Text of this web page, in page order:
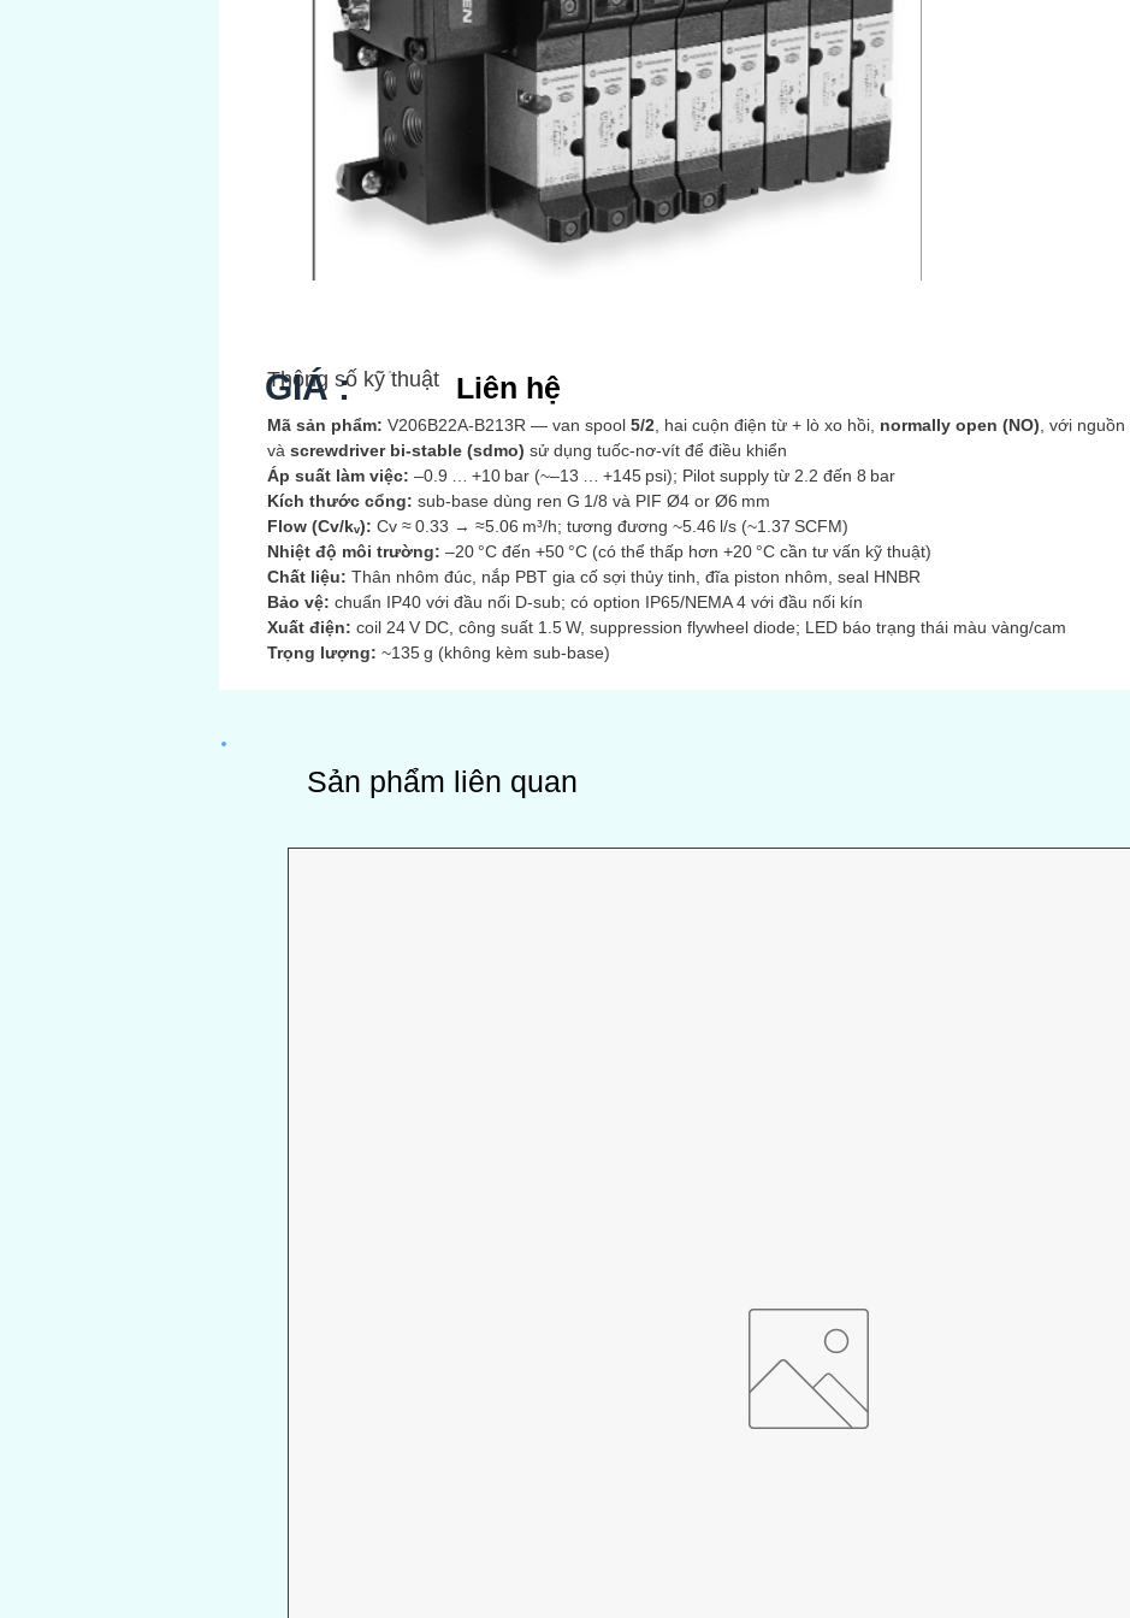
Thông số kỹ thuật
Mã sản phẩm: V206B22A‑B213R — van spool 5/2 , hai cuộn điện từ + lò xo hồi, normally open (NO) , với
và screwdriver bi‑stable (sdmo) sử dụng tuốc-nơ-vít để điều khiển
Áp suất làm việc: –0.9 … +10 bar (~–13 … +145 psi); Pilot supply từ 2.2 đến 8 bar
Kích thước cổng: sub-base dùng ren G 1/8 và PIF Ø4 or Ø6 mm
Flow (Cv/kᵥ): Cv ≈ 0.33 → ≈5.06 m³/h; tương đương ~5.46 l/s (~1.37 SCFM)
Nhiệt độ môi trường: –20 °C đến +50 °C (có thể thấp hơn +20 °C cần tư vấn kỹ thuật)
Chất liệu: Thân nhôm đúc, nắp PBT gia cố sợi thủy tinh, đĩa piston nhôm, seal HNBR
Bảo vệ: chuẩn IP40 với đầu nối D-sub; có option IP65/NEMA 4 với đầu nối kín
Xuất điện: coil 24 V DC, công suất 1.5 W, suppression flywheel diode; LED báo trạng thái màu vàng/cam
Trọng lượng: ~135 g (không kèm sub-base)
Liên hệ
GIÁ :
Sản phẩm liên quan